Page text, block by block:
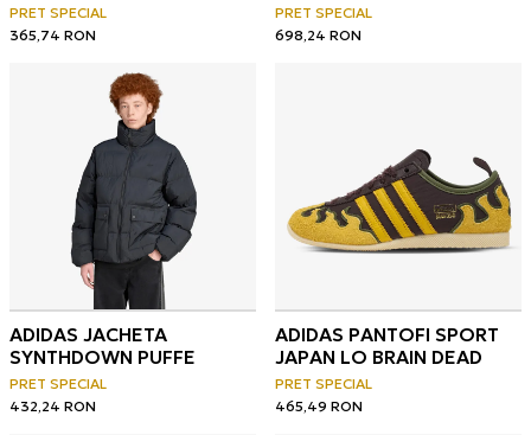
PRET SPECIAL
365,74 RON
PRET SPECIAL
698,24 RON
ADIDAS JACHETA
SYNTHDOWN PUFFE
PRET SPECIAL
432,24 RON
ADIDAS PANTOFI SPORT
JAPAN LO BRAIN DEAD
PRET SPECIAL
465,49 RON